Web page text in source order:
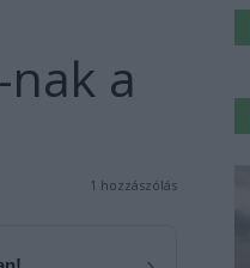
a
1 hozzászólás